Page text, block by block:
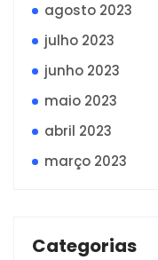
agosto 2023
julho 2023
junho 2023
maio 2023
abril 2023
março 2023
Categorias